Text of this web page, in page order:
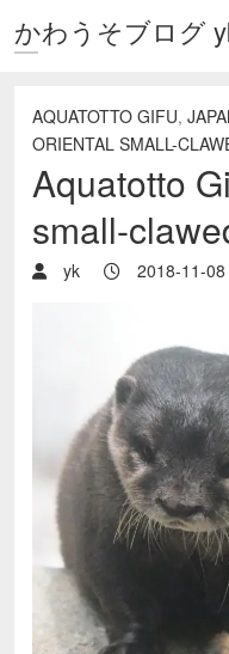
かわうそブログ
AQUATOTTO GIFU,
ORIENTAL SMALL-
Aquatotto
small-
yk 2018-11-08